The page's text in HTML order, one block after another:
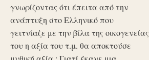
γνωρίζοντας ότι έπειτα από την
ανάπτυξη στο Ελληνικό που
γειτνίαζε με την βίλα της οικογενείας
του η αξία του τ.μ. θα αποκτούσε